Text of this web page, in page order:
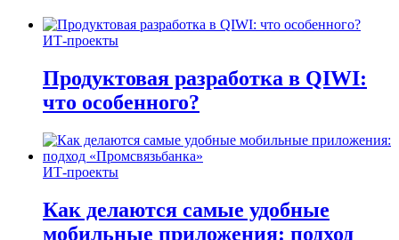
ИТ-проекты
Продуктовая разработка в QIWI:
что особенного?
ИТ-проекты
Как делаются самые удобные
мобильные приложения: подход